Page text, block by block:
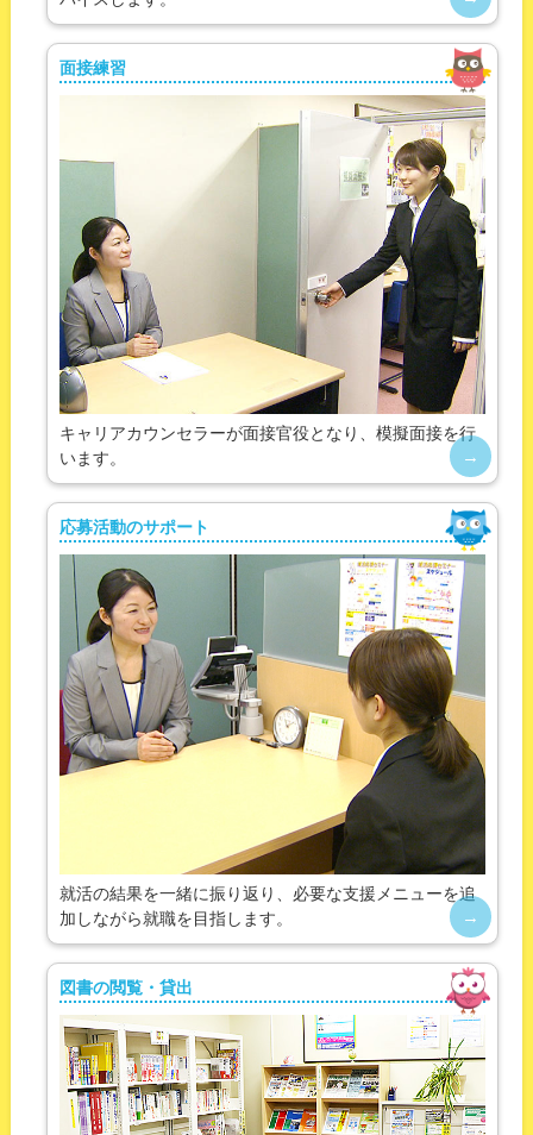
面接練習
キャリアカウンセラーが面接官役となり、模擬面接を行
います。
応募活動のサポート
就活の結果を一緒に振り返り、必要な支援メニューを追
加しながら就職を目指します。
図書の閲覧・貸出